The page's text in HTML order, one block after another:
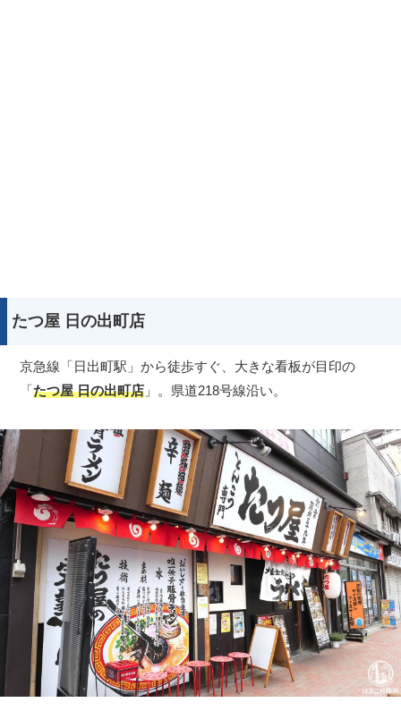
たつ屋 日の出町店
京急線「日出町駅」から徒歩すぐ、大きな看板が目印の
「たつ屋 日の出町店 」。県道218号線沿い。